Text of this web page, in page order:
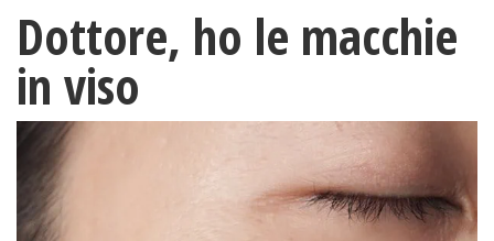
Dottore, ho le macchie
in viso